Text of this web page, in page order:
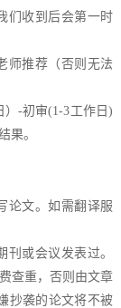
们收到后会第一时
师推荐（否则无法
）-初审(1-3工作日)
果。
论文。如需翻译服
或会议发表过。
查重，否则由文章
抄袭的论文将不被